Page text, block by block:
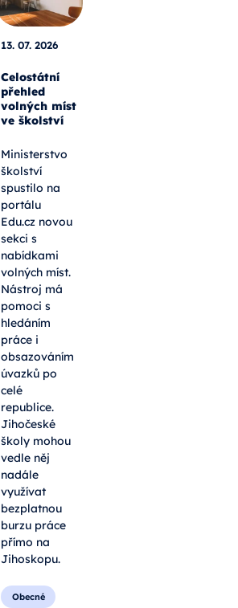
13. 07. 2026
Celostátní
přehled
volných míst
ve školství
Ministerstvo
školství
spustilo na
portálu
Edu.cz novou
sekci s
nabídkami
volných míst.
Nástroj má
pomoci s
hledáním
práce i
obsazováním
úvazků po
celé
republice.
Jihočeské
školy mohou
vedle něj
nadále
využívat
bezplatnou
burzu práce
přímo na
Jihoskopu.
Obecné